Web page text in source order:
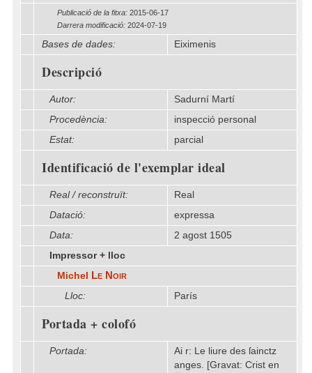
Publicació de la fitxa: 2015-06-17
Darrera modificació: 2024-07-19
Bases de dades: Eiximenis
Descripció
Autor:
Sadurní Martí
Procedència:
inspecció personal
Estat:
parcial
Identificació de l'exemplar ideal
Real / reconstruït:
Real
Datació:
expressa
Data:
2 agost 1505
Impressor + lloc
Michel Le Noir
Lloc: París
Portada + colofó
Portada:
Ai r: Le liure des ſainctz
anges. [Gravat: Crist en